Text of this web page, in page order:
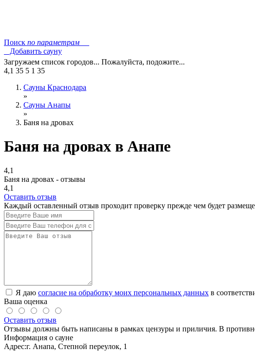
Поиск по параметрам
Добавить сауну
Загружаем список городов... Пожалуйста, подожите...
4,1 35 5 1 35
Сауны Краснодара
»
Сауны Анапы
»
Баня на дровах
Баня на дровах в Анапе
4,1
Баня на дровах - отзывы
4,1
Оставить отзыв
Каждый оставленный отзыв проходит проверку прежде чем будет
Я даю согласие на обработку моих персональных данных в
Ваша оценка
Оставить отзыв
Отзывы должны быть написаны в рамках цензуры и приличия. В
Информация о сауне
Адрес:г. Анапа, Степной переулок, 1